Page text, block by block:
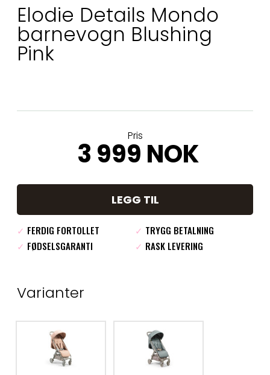
Elodie Details Mondo
barnevogn Blushing
Pink
Pris
3 999 NOK
LEGG TIL
✓ FERDIG FORTOLLET ✓ TRYGG BETALNING
✓ FØDSELSGARANTI ✓ RASK LEVERING
Varianter